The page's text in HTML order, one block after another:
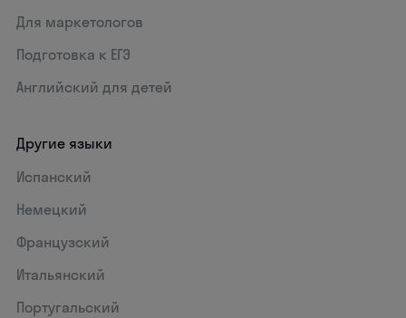
Для маркетологов
Подготовка к ЕГЭ
Английский для детей
Другие языки
Испанский
Немецкий
Французский
Итальянский
Португальский